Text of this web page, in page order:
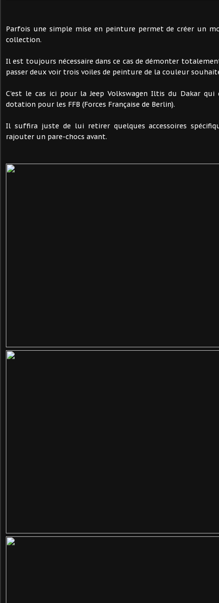
Parfois une simple mise en peinture permet de créer un
collection.
Il est toujours nécessaire dans ce cas de démonter
passer deux voir trois voiles de peinture de la couleur
C’est le cas ici pour la Jeep Volkswagen Iltis du Dakar
dotation pour les FFB (Forces Française de Berlin).
Il suffira juste de lui retirer quelques accessoires
rajouter un pare-chocs avant.